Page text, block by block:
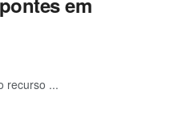
recurso ...